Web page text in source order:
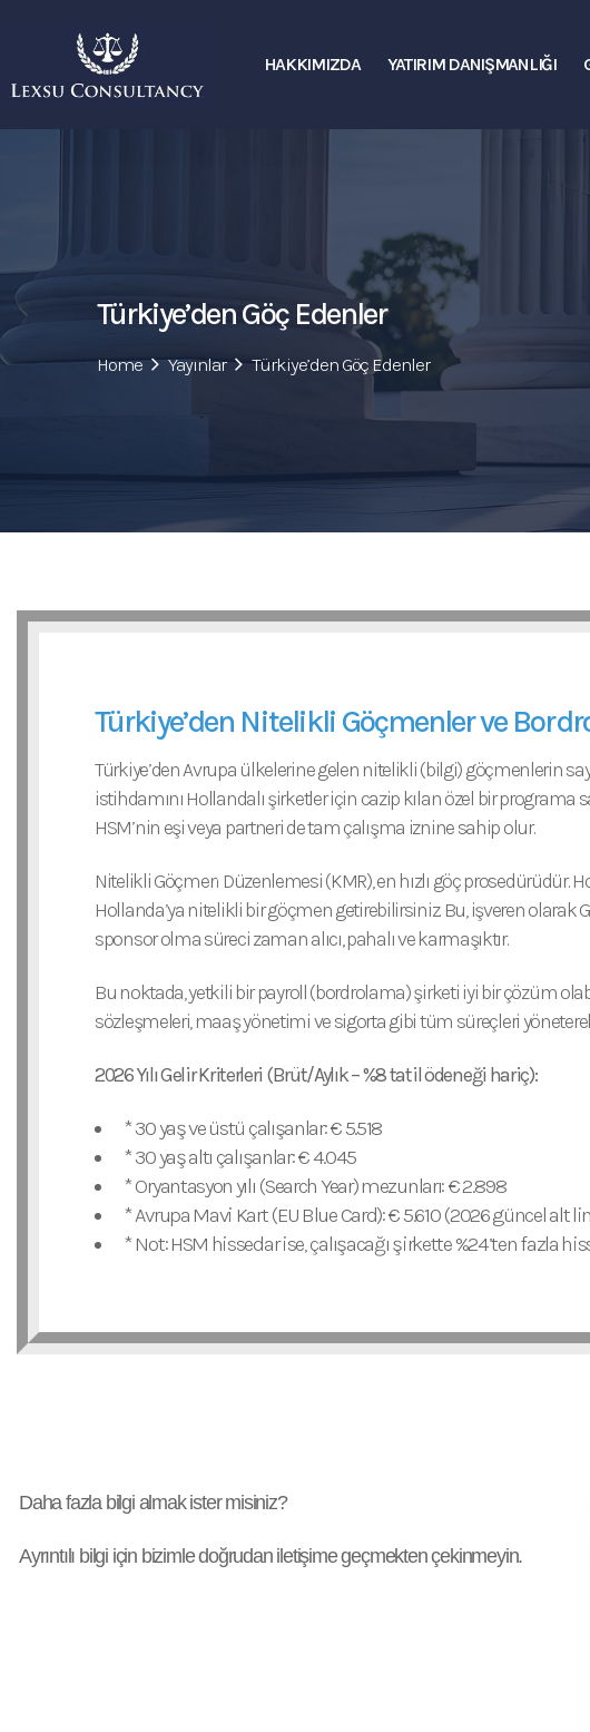
HAKKIMIZDA YATIRIM DANIŞMANLIĞI
Türkiye’den Göç Edenler
Home Yayınlar Türkiye’den Göç Edenler
Türkiye’den Nitelikli Göçmenler ve
Türkiye’den Avrupa ülkelerine gelen nitelikli (bilgi) göçmenlerin
istihdamını Hollandalı şirketler için cazip kılan özel bir programa
HSM’nin eşi veya partneri de tam çalışma iznine sahip olur.
Nitelikli Göçmen Düzenlemesi (KMR), en hızlı göç prosedürüdür.
Hollanda’ya nitelikli bir göçmen getirebilirsiniz. Bu, işveren olarak
sponsor olma süreci zaman alıcı, pahalı ve karmaşıktır.
Bu noktada, yetkili bir payroll (bordrolama) şirketi iyi bir çözüm
sözleşmeleri, maaş yönetimi ve sigorta gibi tüm süreçleri
2026 Yılı Gelir Kriterleri (Brüt/Aylık – %8 tatil ödeneği hariç):
* 30 yaş ve üstü çalışanlar: € 5.518
* 30 yaş altı çalışanlar: € 4.045
* Oryantasyon yılı (Search Year) mezunları: € 2.898
* Avrupa Mavi Kart (EU Blue Card): € 5.610 (2026 güncel alt
* Not: HSM hissedar ise, çalışacağı şirkette %24’ten fazla
Daha fazla bilgi almak ister misiniz?
Ayrıntılı bilgi için bizimle doğrudan iletişime geçmekten çekinmeyin.
GAYRIMENKUL YATIRIMLARI
ŞAHISLAR HUKUKU